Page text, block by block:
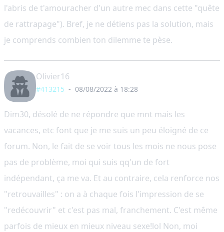
l'abris de t'amouracher d'un autre mec dans cette "quête
de rattrapage"). Bref, je ne détiens pas la solution, mais
je comprends combien ton dilemme te pèse.
Olivier16
#413215 - 08/08/2022 à 18:28
Dim30, désolé de ne répondre que mnt mais les
vacances, etc font que je me suis un peu éloigné de ce
forum. Non, le fait de se voir tous les mois ne nous pose
pas de problème, moi qui suis qq'un de fort
indépendant, ça me va. Et au contraire, cela renforce nos
"retrouvailles" : on a à chaque fois l'impression de se
"redécouvrir" et c'est pas mal, franchement. C'est même
parfois de mieux en mieux niveau sexe!lol Non, moi